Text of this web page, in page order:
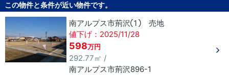
この物件と条件が近い物件です。
南アルプス市荊沢① 売地
値下げ：2025/11/28
598万円
292.77㎡ /
南アルプス市荊沢896-1